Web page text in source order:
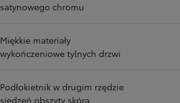
satynowego chromu
Miękkie materiały
wykończeniowe tylnych drzwi
Podłokietnik w drugim rzędzie
siedzeń obszyty skórą